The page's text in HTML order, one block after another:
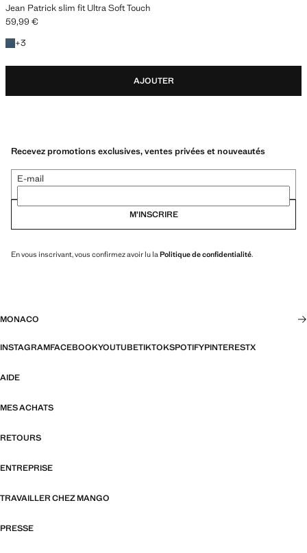
Jean Patrick slim fit Ultra Soft Touch
Prix actuel [59,99 € ]
59,99 €
+3
+3 couleurs
AJOUTER
Recevez promotions exclusives, ventes privées et nouveautés
E-mail
M’INSCRIRE
En vous inscrivant, vous confirmez avoir lu la Politique de confidentialité.
MONACO
INSTAGRAMFACEBOOKYOUTUBETIKTOKSPOTIFYPINTERESTX
AIDE
MES ACHATS
RETOURS
ENTREPRISE
TRAVAILLER CHEZ MANGO
PRESSE